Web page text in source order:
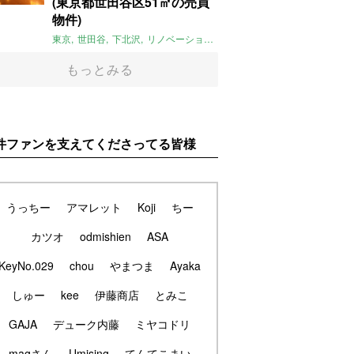
物件)
東京 世田谷 下北沢 リノベーション
もっとみる
ファンを支えてくださってる皆様
うっちー アマレット Koji
ちー
カツオ
odmishien
ASA
chou やまつま
Ayaka
しゅー
kee 伊藤商店
とみこ
GAJA
デューク内藤
ミヤコドリ